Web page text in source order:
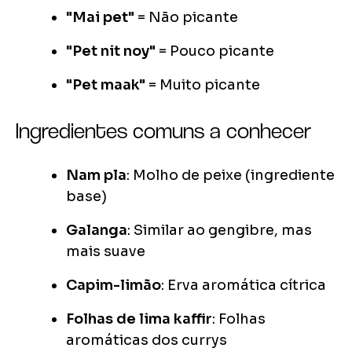
"Mai pet" = Não picante
"Pet nit noy" = Pouco picante
"Pet maak" = Muito picante
Ingredientes comuns a conhecer
Nam pla: Molho de peixe (ingrediente
base)
Galanga: Similar ao gengibre, mas
mais suave
Capim-limão: Erva aromática cítrica
Folhas de lima kaffir: Folhas
aromáticas dos currys